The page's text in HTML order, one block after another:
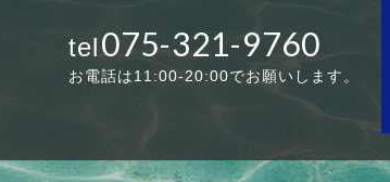
075-321-9760
お電話は11:00-20:00でお願いします。